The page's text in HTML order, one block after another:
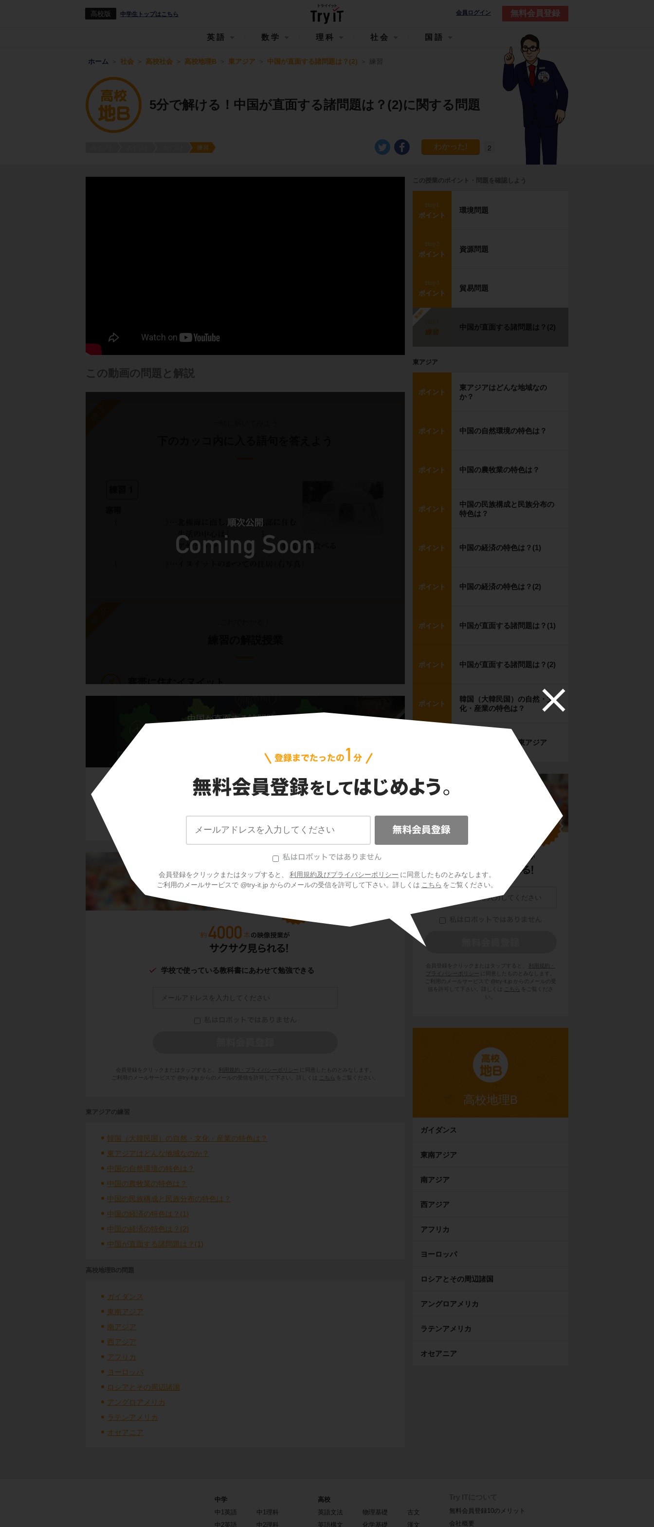
高校版 中学生トップはこちら 会員ログイン 無料会員登録
会員登録をクリックまたはタップすると、 利用規約及びプライバシーポリシー に同意したものとみなします。
ご利用のメールサービスで @try-it.jp からのメールの受信を許可して下さい。詳しくは こちら をご覧ください。
英語 数学 理科 社会 国語
ホーム 社会 高校社会 高校地理B 東アジア 中国が直面する諸問題は？(2) 練習
5分で解ける！中国が直面する諸問題は？(2)に関する問題
練習 2
この動画の問題と解説
寒帯に住むイヌイット
北極海に面したカナダ北部は、一年中気温が低いという話をしまし
イヌイットの生活の中心は狩りで、アザラシやカリブー（野生
を捕って食べています。
雪や氷を固めて作ったイヌイットの住居を、イグルー
答え
中国が直面する諸問題は？(2)
友達にシェアしよう！
学校で使っている教科書にあわせて勉強できる
会員登録をクリックまたはタップすると、 利用規約・プライバシーポリシー
に同意したものとみなします。
ご利用のメールサービスで @try-it.jp からのメールの受信を許可して下さい。詳しくは
こちら をご覧ください。
東アジアの練習
韓国（大韓民国）の自然・文化・産業の特色は？
東アジアはどんな地域なのか？
中国の自然環境の特色は？
中国の農牧業の特色は？
中国の民族構成と民族分布の特色は？
中国の経済の特色は？(1)
中国の経済の特色は？(2)
中国が直面する諸問題は？(1)
高校地理Bの問題
ガイダンス
東南アジア
南アジア
西アジア
アフリカ
ヨーロッパ
ロシアとその周辺諸国
アングロアメリカ
ラテンアメリカ
オセアニア
この授業のポイント・問題を確認しよう
step1
ポイント
環境問題
step2
ポイント
資源問題
step3
ポイント
貿易問題
勉強中
練習
中国が直面する諸問題は？(2)
東アジア
ポイント
東アジアはどんな地域なの
か？
ポイント 中国の自然環境の特色は？
ポイント 中国の農牧業の特色は？
ポイント
中国の民族構成と民族分布の
特色は？
ポイント 中国の経済の特色は？(1)
ポイント 中国の経済の特色は？(2)
ポイント 中国が直面する諸問題は？(1)
ポイント 中国が直面する諸問題は？(2)
ポイント
韓国（大韓民国）の自然・文
化・産業の特色は？
【確認テスト】―東アジア
会員登録をクリックまたはタップすると、
利用規約・
プライバシーポリシー
に同意したものとみなします。
ご利用のメールサービスで @try-it.jp からのメールの受
信を許可して下さい。詳しくは
こちら
をご覧くださ
い。
高校地理B
ガイダンス
東南アジア
南アジア
西アジア
アフリカ
ヨーロッパ
ロシアとその周辺諸国
アングロアメリカ
ラテンアメリカ
オセアニア
中学
中1英語
中2英語
中1理科
中2理科
高校
英語文法
英語構文
物理基礎
化学基礎
古文
漢文
無料会員登録10のメリット
会社概要